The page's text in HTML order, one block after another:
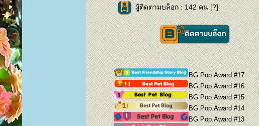
ผู้ติดตามบล็อก : 142 คน [?]
BG Pop.Award #17
BG Pop.Award #16
BG Pop.Award #15
BG Pop.Award #14
BG Pop.Award #13